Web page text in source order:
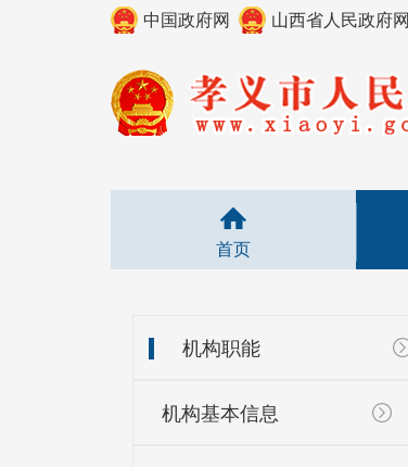
中国政府网 山西省人民政府网
首页
机构职能
机构基本信息